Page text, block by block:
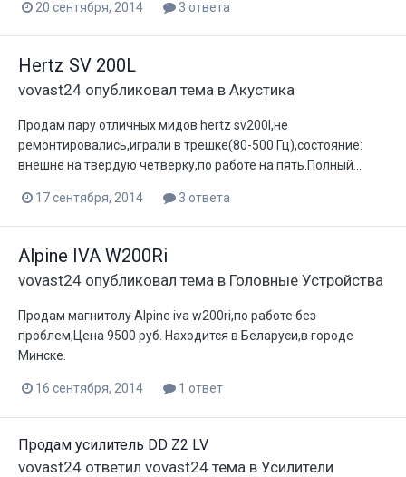
20 сентября, 2014 3 ответа
Hertz SV 200L
vovast24 опубликовал тема в Акустика
Продам пару отличных мидов hertz sv200l,не
ремонтировались,играли в трешке(80-500 Гц),состояние:
внешне на твердую четверку,по работе на пять.Полный...
17 сентября, 2014 3 ответа
Alpine IVA W200Ri
vovast24 опубликовал тема в Головные Устройства
Продам магнитолу Alpine iva w200ri,по работе без
проблем,Цена 9500 руб. Находится в Беларуси,в городе
Минске.
16 сентября, 2014 1 ответ
Продам усилитель DD Z2 LV
vovast24 ответил vovast24 тема в Усилители